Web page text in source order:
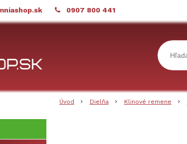
0907 800 441
Úvod Dielňa Klinové remene